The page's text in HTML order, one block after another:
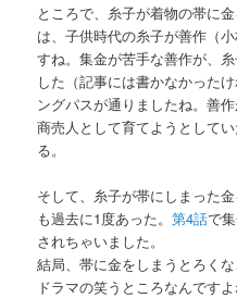
ところで、糸子が着物の帯に
は、子供時代の糸子が善作（
すね。集金が苦手な善作が、
した（記事には書かなかった
ングパスが通りましたね。善
商売人として育てようとして
る。
そして、糸子が帯にしまった
も過去に1度あった。第4話で
されちゃいました。
結局、帯に金をしまうとろく
ドラマの笑うところなんですよ